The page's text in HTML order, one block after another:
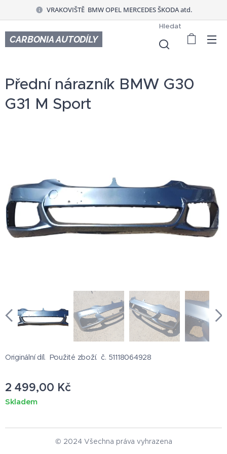
VRAKOVIŠTĚ BMW OPEL MERCEDES ŠKODA atd.
CARBONIA AUTODÍLY
Hledat
Přední nárazník BMW G30
G31 M Sport
Originální díl. Použité zboží. č. 51118064928
2 499,00 Kč
Skladem
© 2024 Všechna práva vyhrazena